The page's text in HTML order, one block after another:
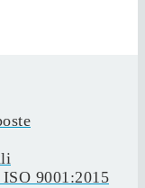
9001:2015